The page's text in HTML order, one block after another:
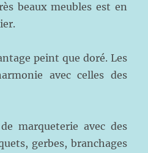
meubles est en
peint que doré. Les
avec celles des
avec des
gerbes, branchages